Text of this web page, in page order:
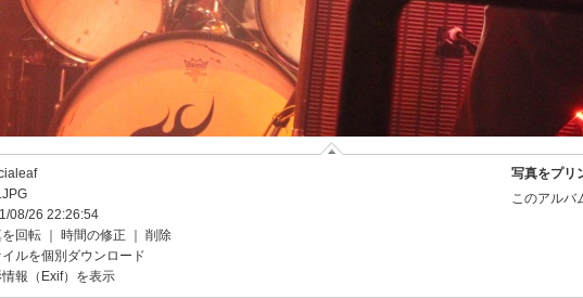
08/26 22:26:54
回転 時間の修正
削除
イルを個別ダウンロード
報（Exif）を表示
写真をプリ
このアルバ